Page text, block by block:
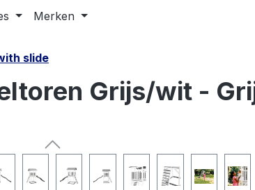
Merken
slide
Grijs/wit -